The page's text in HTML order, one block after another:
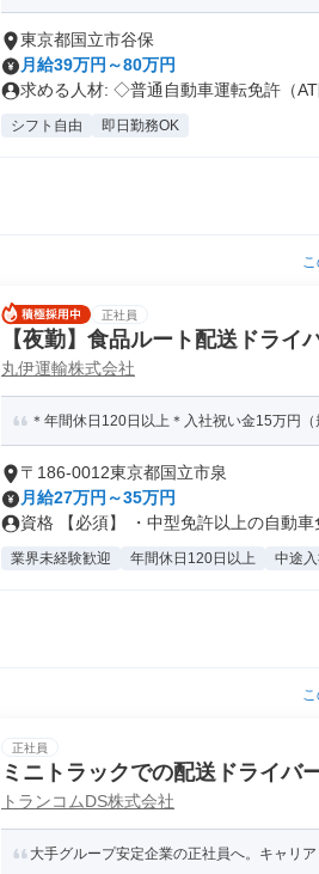
東京都国立市谷保
月給39万円～80万円
求める人材: ◇普通自動車運転免許（
シフト自由 即日勤務OK
正社員
【夜勤】食品ルート配送ドライ
丸伊運輸株式会社
＊年間休日120日以上＊入社祝い金15万円
〒186-0012東京都国立市泉
月給27万円～35万円
資格 【必須】 ・中型免許以上の自動
業界未経験歓迎 年間休日120日以上 中途
正社員
ミニトラックでの配送ドライバ
トランコムDS株式会社
大手グループ安定企業の正社員へ。キャリ